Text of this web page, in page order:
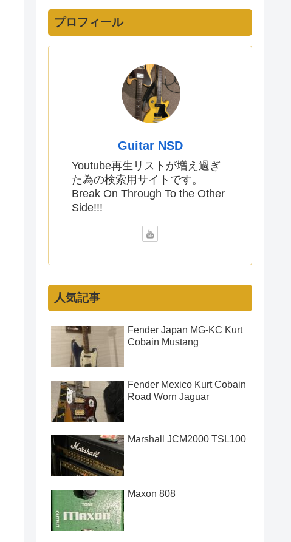
プロフィール
Guitar NSD
Youtube再生リストが増え過ぎ
た為の検索用サイトです。
Break On Through To the Other
Side!!!
人気記事
Fender Japan MG-KC Kurt
Cobain Mustang
Fender Mexico Kurt Cobain
Road Worn Jaguar
Marshall JCM2000 TSL100
Maxon 808